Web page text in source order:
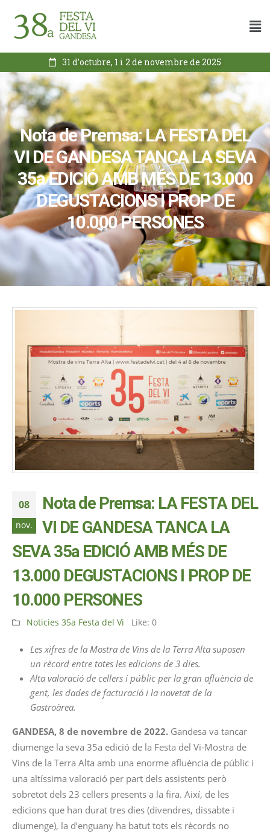
31 d’octubre, 1 i 2 de novembre de 2025
Nota de Premsa: LA FESTA DEL
VI DE GANDESA TANCA LA SEVA
35a EDICIÓ AMB MÉS DE 13.000
DEGUSTACIONS I PROP DE
10.000 PERSONES
08
nov.
Nota de Premsa: LA FESTA DEL
VI DE GANDESA TANCA LA
SEVA 35a EDICIÓ AMB MÉS DE
13.000 DEGUSTACIONS I PROP DE
10.000 PERSONES
Noticies 35a Festa del Vi Like: 0
Les xifres de la Mostra de Vins de la Terra Alta suposen
un rècord entre totes les edicions de 3 dies.
Alta valoració de cellers i públic per la gran afluència de
gent, les dades de facturació i la novetat de la
Gastroàrea.
GANDESA, 8 de novembre de 2022. Gandesa va tancar
diumenge la seva 35a edició de la Festa del Vi-Mostra de
Vins de la Terra Alta amb una enorme afluència de públic i
una altíssima valoració per part dels assistents però
sobretot dels 23 cellers presents a la fira. Així, de les
edicions que han durat tres dies (divendres, dissabte i
diumenge), la d’enguany ha batut tots els rècords no